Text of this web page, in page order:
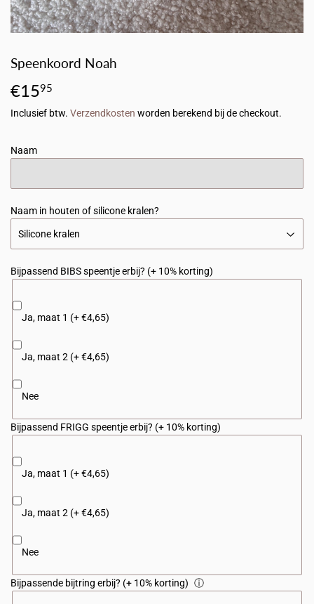
Speenkoord Noah
€1595
Inclusief btw. Verzendkosten worden berekend bij de checkout.
Naam
Naam in houten of silicone kralen?
Bijpassend BIBS speentje erbij? (+ 10% korting)
Ja, maat 1 (+ €4,65)
Ja, maat 2 (+ €4,65)
Nee
Bijpassend FRIGG speentje erbij? (+ 10% korting)
Ja, maat 1 (+ €4,65)
Ja, maat 2 (+ €4,65)
Nee
Bijpassende bijtring erbij? (+ 10% korting) ⓘ